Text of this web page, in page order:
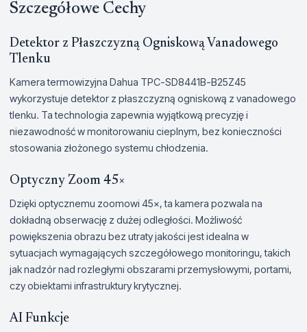
Szczegółowe Cechy
Detektor z Płaszczyzną Ogniskową Vanadowego
Tlenku
Kamera termowizyjna Dahua TPC-SD8441B-B25Z45
wykorzystuje detektor z płaszczyzną ogniskową z vanadowego
tlenku. Ta technologia zapewnia wyjątkową precyzję i
niezawodność w monitorowaniu cieplnym, bez konieczności
stosowania złożonego systemu chłodzenia.
Optyczny Zoom 45×
Dzięki optycznemu zoomowi 45×, ta kamera pozwala na
dokładną obserwację z dużej odległości. Możliwość
powiększenia obrazu bez utraty jakości jest idealna w
sytuacjach wymagających szczegółowego monitoringu, takich
jak nadzór nad rozległymi obszarami przemysłowymi, portami,
czy obiektami infrastruktury krytycznej.
AI Funkcje